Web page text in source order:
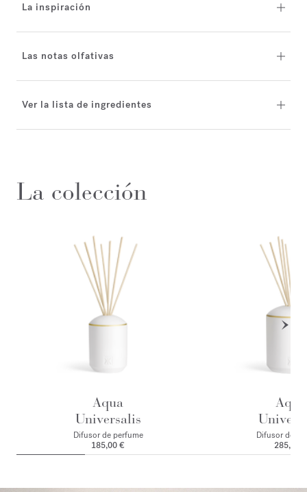
La inspiración
Las notas olfativas
Ver la lista de ingredientes
La colección
Aqua
Universalis
Difusor de perfume
185,00 €
Aqua
Difusor de
285,00 €